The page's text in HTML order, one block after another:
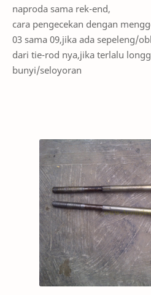
naproda sama rek-end,
cara pengecekan dengan
03 sama 09,jika ada sepeleng/
dari tie-rod nya,jika terlalu
bunyi/seloyoran